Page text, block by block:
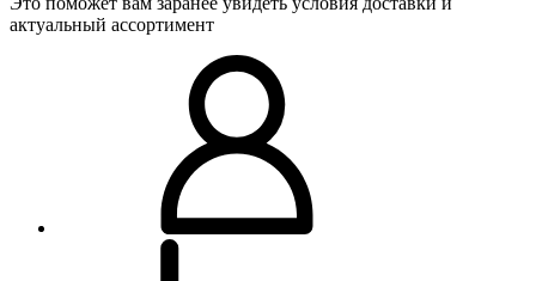
актуальный ассортимент